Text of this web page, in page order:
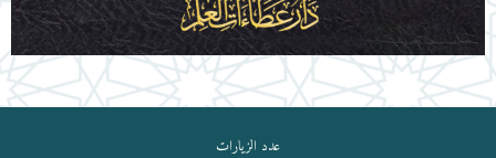
عدد الزيارات